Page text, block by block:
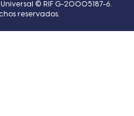
© RIF G-20005187-6.
reservados.